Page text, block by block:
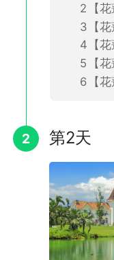
【花蓮
【花蓮輕
【花蓮輕
【花蓮輕
【花蓮輕
2 第2天